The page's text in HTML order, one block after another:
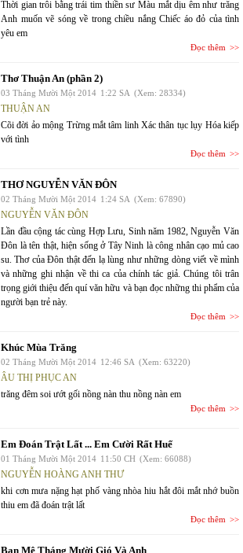
Thời gian trôi bằng trái tim thiền sư Màu mắt dịu êm như trăng
Anh muốn vẽ sóng về trong chiều nắng Chiếc áo đỏ của tình
yêu em
Đọc thêm
Thơ Thuận An (phần 2)
03 Tháng Mười Một 2014 1:22 SA (Xem: 28334)
THUẬN AN
Cõi đời ảo mộng Trừng mắt tâm linh Xác thân tục lụy Hóa kiếp
với tình
Đọc thêm
THƠ NGUYỄN VĂN ĐÔN
02 Tháng Mười Một 2014 1:24 SA (Xem: 67890)
NGUYỄN VĂN ĐÔN
Lần đầu cộng tác cùng Hợp Lưu, Sinh năm 1982, Nguyễn Văn
Đôn là tên thật, hiện sống ở Tây Ninh là công nhân cạo mủ cao
su. Thơ của Đôn thật đến lạ lùng như những dòng viết về mình
và những ghi nhận về thi ca của chính tác giả. Chúng tôi trân
trọng giới thiệu đến quí văn hữu và bạn đọc những thi phẩm của
người bạn trẻ này.
Đọc thêm
Khúc Mùa Trăng
02 Tháng Mười Một 2014 12:46 SA (Xem: 63220)
ÂU THỊ PHỤC AN
trăng đêm soi ướt gối nồng nàn thu nồng nàn em
Đọc thêm
Em Đoán Trật Lất ... Em Cười Rất Huế
01 Tháng Mười Một 2014 11:50 CH (Xem: 66088)
NGUYỄN HOÀNG ANH THƯ
khi cơn mưa nặng hạt phố vàng nhòa hiu hắt đôi mắt nhớ buồn
thiu em đã đoán trật lất
Đọc thêm
Ban Mê Tháng Mười Gió Và Anh